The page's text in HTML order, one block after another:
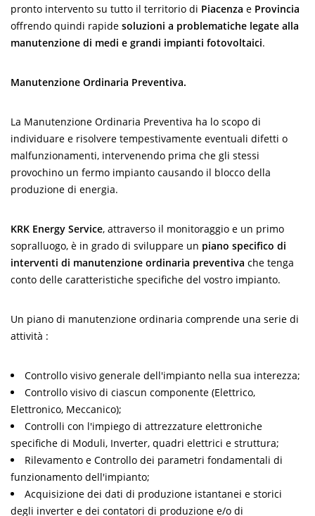
pronto intervento su tutto il territorio di Piacenza e Provincia
offrendo quindi rapide soluzioni a problematiche legate alla
manutenzione di medi e grandi impianti fotovoltaici.
Manutenzione Ordinaria Preventiva.
La Manutenzione Ordinaria Preventiva ha lo scopo di
individuare e risolvere tempestivamente eventuali difetti o
malfunzionamenti, intervenendo prima che gli stessi
provochino un fermo impianto causando il blocco della
produzione di energia.
KRK Energy Service, attraverso il monitoraggio e un primo
sopralluogo, è in grado di sviluppare un piano specifico di
interventi di manutenzione ordinaria preventiva che tenga
conto delle caratteristiche specifiche del vostro impianto.
Un piano di manutenzione ordinaria comprende una serie di
attività :
Controllo visivo generale dell'impianto nella sua interezza;
Controllo visivo di ciascun componente (Elettrico,
Elettronico, Meccanico);
Controlli con l'impiego di attrezzature elettroniche
specifiche di Moduli, Inverter, quadri elettrici e struttura;
Rilevamento e Controllo dei parametri fondamentali di
funzionamento dell'impianto;
Acquisizione dei dati di produzione istantanei e storici
degli inverter e dei contatori di produzione e/o di